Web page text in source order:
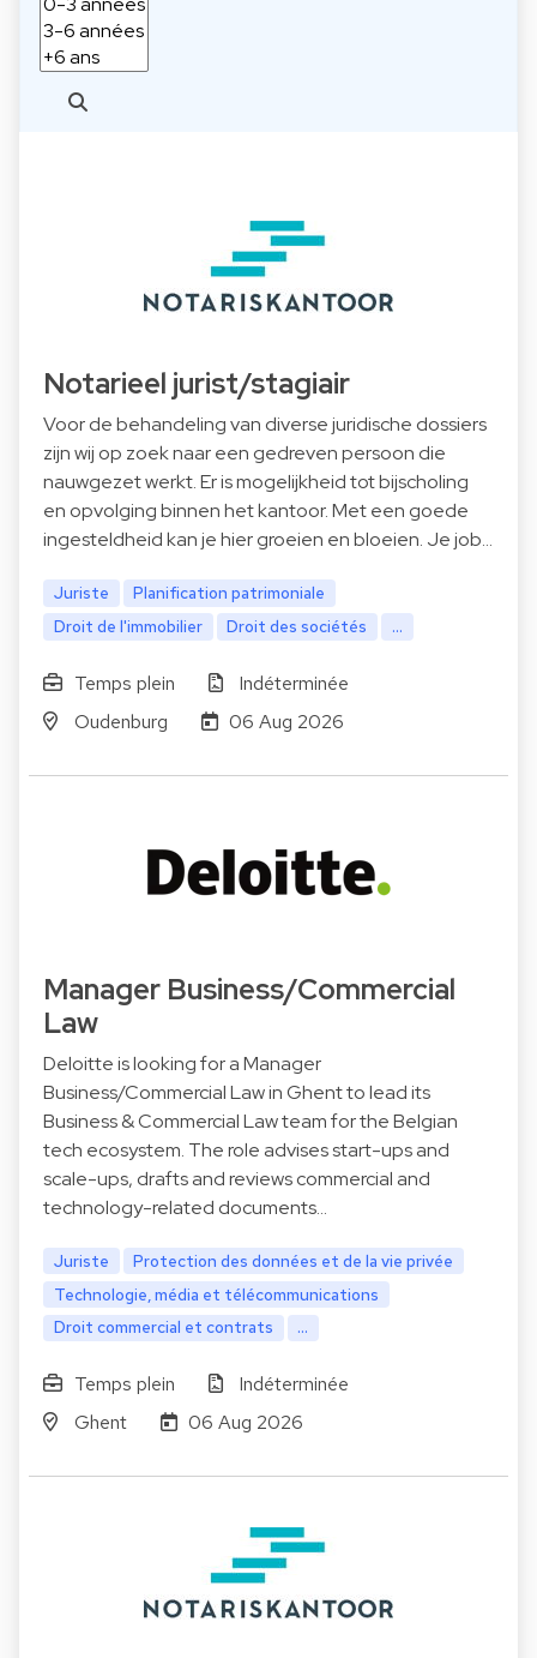
Notarieel jurist/stagiair
Voor de behandeling van diverse juridische dossiers
zijn wij op zoek naar een gedreven persoon die
nauwgezet werkt. Er is mogelijkheid tot bijscholing
en opvolging binnen het kantoor. Met een goede
ingesteldheid kan je hier groeien en bloeien. Je job…
Juriste
Planification patrimoniale
Droit de l'immobilier
Droit des sociétés ...
Temps plein
Indéterminée
Oudenburg
06 Aug 2026
Manager Business/Commercial
Law
Deloitte is looking for a Manager
Business/Commercial Law in Ghent to lead its
Business & Commercial Law team for the Belgian
tech ecosystem. The role advises start-ups and
scale-ups, drafts and reviews commercial and
technology-related documents…
Juriste
Protection des données et de la vie privée
Technologie, média et télécommunications
Droit commercial et contrats
...
Temps plein
Indéterminée
Ghent
06 Aug 2026